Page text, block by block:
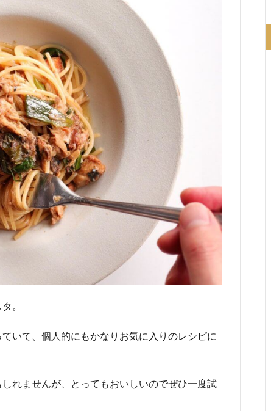
。
いて、個人的にもかなりお気に入りのレシピに
れませんが、とってもおいしいのでぜひ一度試